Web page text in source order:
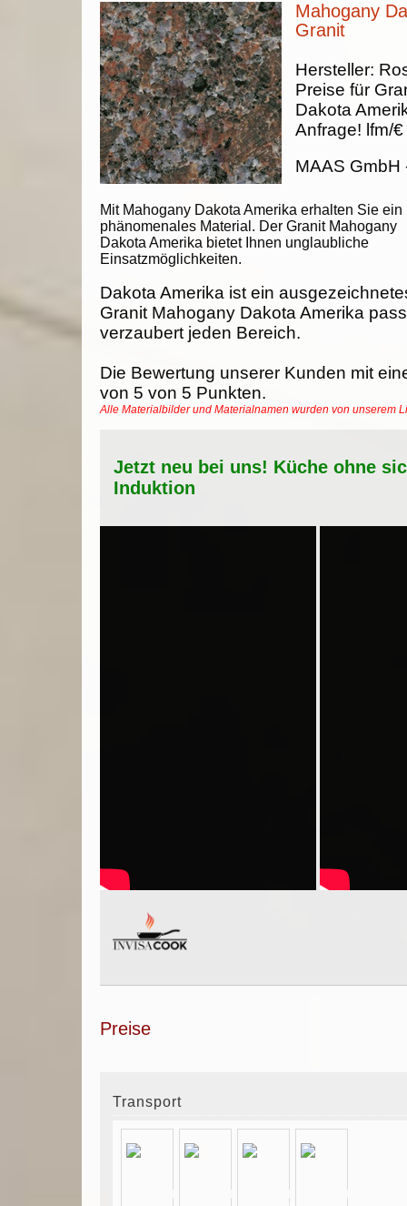
Mahogany
Granit
Mit Mahogany Dakota Amerika erhalten Sie ein
phänomenales Material. Der Granit Mahogany
Dakota Amerika bietet Ihnen unglaubliche
Einsatzmöglichkeiten.
Hersteller:
Preise für
Dakota
Anfrage! lfm/€
MAAS GmbH
Dakota Amerika ist ein
Granit Mahogany Dakota Amerika
verzaubert jeden Bereich.
Die Bewertung unserer Kunden mit
von 5 von 5 Punkten.
Alle Materialbilder und Materialnamen wurden von unserem
Jetzt neu bei uns! Küche ohne
Induktion
Preise
Transport